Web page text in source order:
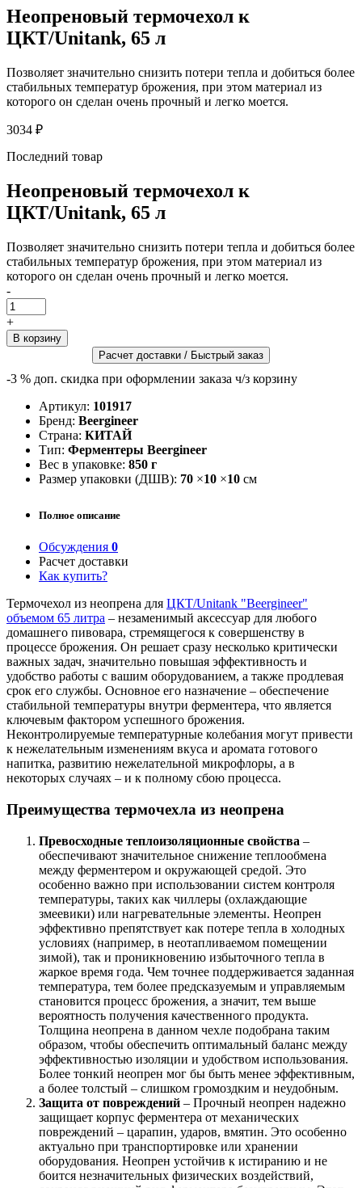
Неопреновый термочехол к
ЦКТ/Unitank, 65 л
Позволяет значительно снизить потери тепла и добиться более
стабильных температур брожения, при этом материал из
которого он сделан очень прочный и легко моется.
3034 ₽
Последний товар
Неопреновый термочехол к
ЦКТ/Unitank, 65 л
Позволяет значительно снизить потери тепла и добиться более
стабильных температур брожения, при этом материал из
которого он сделан очень прочный и легко моется.
-
+
Расчет доставки / Быстрый заказ
-3 % доп. скидка при оформлении заказа ч/з корзину
Артикул: 101917
Бренд: Beergineer
Страна: КИТАЙ
Тип: Ферментеры Bееrgineer
Вес в упаковке: 850 г
Размер упаковки (ДШВ): 70 ×10 ×10 см
Полное описание
Обсуждения 0
Расчет доставки
Как купить?
Термочехол из неопрена для ЦКТ/Unitank "Beergineer"
объемом 65 литра – незаменимый аксессуар для любого
домашнего пивовара, стремящегося к совершенству в
процессе брожения. Он решает сразу несколько критически
важных задач, значительно повышая эффективность и
удобство работы с вашим оборудованием, а также продлевая
срок его службы. Основное его назначение – обеспечение
стабильной температуры внутри ферментера, что является
ключевым фактором успешного брожения.
Неконтролируемые температурные колебания могут привести
к нежелательным изменениям вкуса и аромата готового
напитка, развитию нежелательной микрофлоры, а в
некоторых случаях – и к полному сбою процесса.
Преимущества термочехла из неопрена
Превосходные теплоизоляционные свойства –
обеспечивают значительное снижение теплообмена
между ферментером и окружающей средой. Это
особенно важно при использовании систем контроля
температуры, таких как чиллеры (охлаждающие
змеевики) или нагревательные элементы. Неопрен
эффективно препятствует как потере тепла в холодных
условиях (например, в неотапливаемом помещении
зимой), так и проникновению избыточного тепла в
жаркое время года. Чем точнее поддерживается заданная
температура, тем более предсказуемым и управляемым
становится процесс брожения, а значит, тем выше
вероятность получения качественного продукта.
Толщина неопрена в данном чехле подобрана таким
образом, чтобы обеспечить оптимальный баланс между
эффективностью изоляции и удобством использования.
Более тонкий неопрен мог бы быть менее эффективным,
а более толстый – слишком громоздким и неудобным.
Защита от повреждений – Прочный неопрен надежно
защищает корпус ферментера от механических
повреждений – царапин, ударов, вмятин. Это особенно
актуально при транспортировке или хранении
оборудования. Неопрен устойчив к истиранию и не
боится незначительных физических воздействий,